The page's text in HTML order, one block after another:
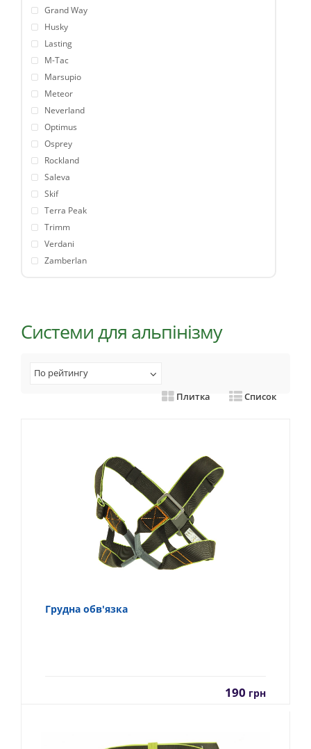
Grand Way
Husky
Lasting
M-Tac
Marsupio
Meteor
Neverland
Optimus
Osprey
Rockland
Saleva
Skif
Terra Peak
Trimm
Verdani
Zamberlan
Системи для альпінізму
По рейтингу
Плитка
Список
Грудна обв'язка
190 грн